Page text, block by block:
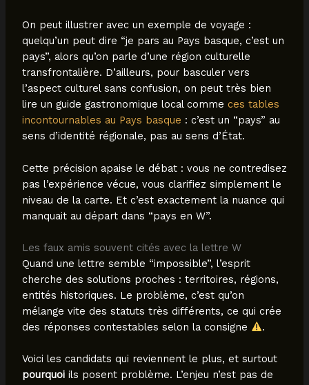
On peut illustrer avec un exemple de voyage :
quelqu’un peut dire “je pars au Pays basque, c’est un
pays”, alors qu’on parle d’une région culturelle
transfrontalière. D’ailleurs, pour basculer vers
l’aspect culturel sans confusion, on peut très bien
lire un guide gastronomique local comme ces tables
incontournables au Pays basque : c’est un “pays” au
sens d’identité régionale, pas au sens d’État.
Cette précision apaise le débat : vous ne contredisez
pas l’expérience vécue, vous clarifiez simplement le
niveau de la carte. Et c’est exactement la nuance qui
manquait au départ dans “pays en W”.
Les faux amis souvent cités avec la lettre W
Quand une lettre semble “impossible”, l’esprit
cherche des solutions proches : territoires, régions,
entités historiques. Le problème, c’est qu’on
mélange vite des statuts très différents, ce qui crée
des réponses contestables selon la consigne
.
Voici les candidats qui reviennent le plus, et surtout
pourquoiils posent problème. L’enjeu n’est pas de